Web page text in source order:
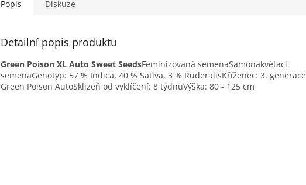
Popis Diskuze
Detailní popis produktu
Green Poison XL Auto Sweet SeedsFeminizovaná semenaSamonakvétací
semenaGenotyp: 57 % Indica, 40 % Sativa, 3 % RuderalisKříženec: 3. generace
Green Poison AutoSklizeň od vyklíčení: 8 týdnůVýška: 80 - 125 cm